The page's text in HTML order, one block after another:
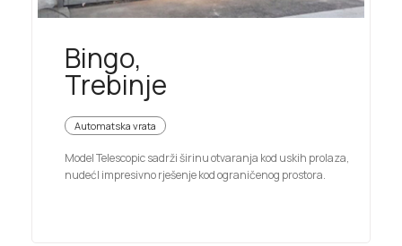
Bingo,
Trebinje
Automatska vrata
Model Telescopic sadrži širinu otvaranja kod uskih prolaza,
nudećI impresivno rješenje kod ograničenog prostora.